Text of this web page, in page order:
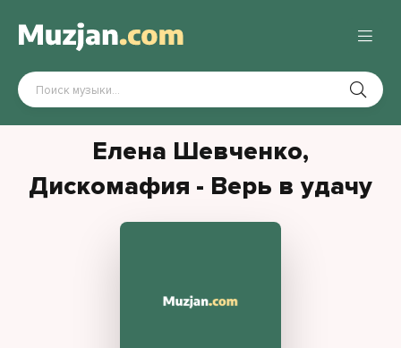
Елена Шевченко,
Дискомафия - Верь в удачу